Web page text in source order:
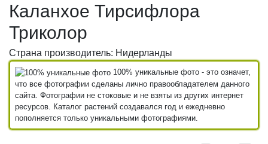
Каланхое Тирсифлора
Триколор
Страна производитель: Нидерланды
100% уникальные фото - это означет,
что все фотографии сделаны лично правообладателем данного
сайта. Фотографии не стоковые и не взяты из других интернет
ресурсов. Каталог растений создавался год и ежедневно
пополняется только уникальными фотографиями.